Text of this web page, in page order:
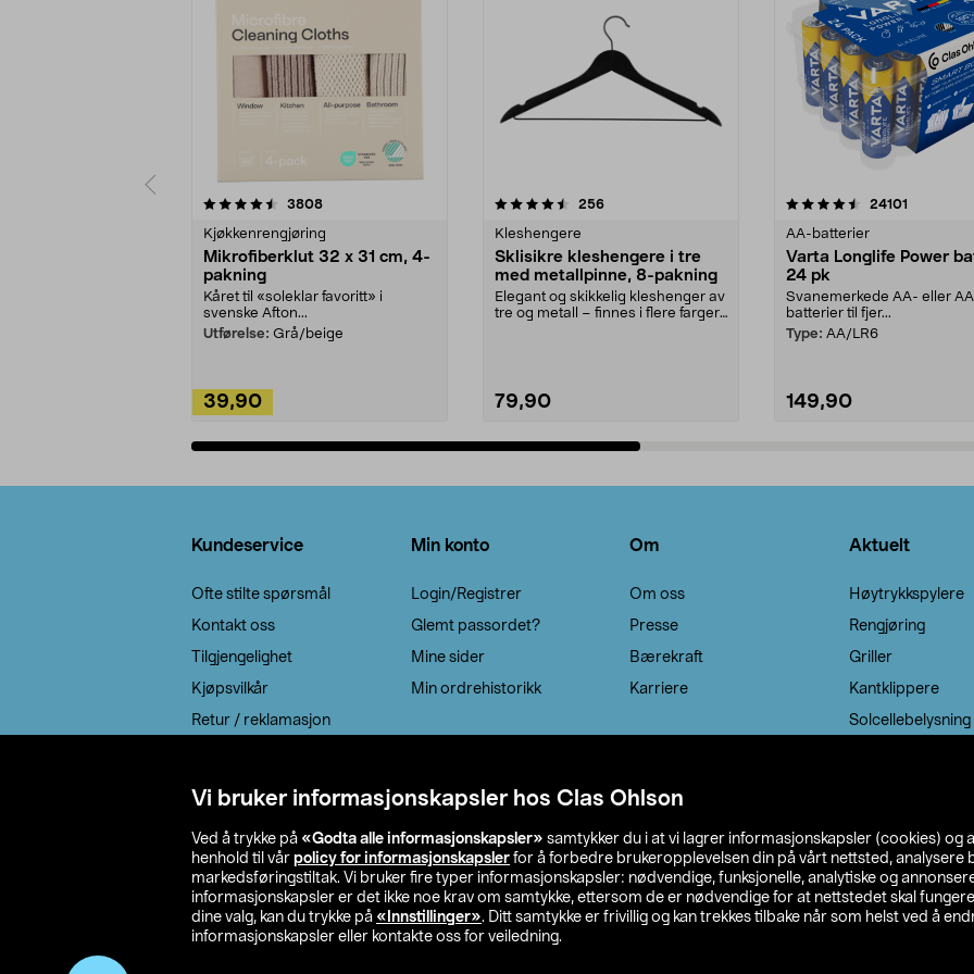
Vi bruker informasjonskapsler hos Clas Ohlson
Ved å trykke på «Godta alle informasjonskapsler» samtykker du i at vi lagrer informasjonskapsler (cookies) og
henhold til vår policy for informasjonskapsler for å forbedre brukeropplevelsen din på vårt nettsted, analysere
markedsføringstiltak. Vi bruker fire typer informasjonskapsler: nødvendige, funksjonelle, analytiske og
informasjonskapsler er det ikke noe krav om samtykke, ettersom de er nødvendige for at nettstedet skal
dine valg, kan du trykke på «Innstillinger». Ditt samtykke er frivillig og kan trekkes tilbake når som helst ved å
informasjonskapsler eller kontakte oss for veiledning.
3808anmeldelser
Kjøkkenrengjøring
Mikrofiberklut 32 x 31 cm, 4-
pakning
Kåret til «soleklar favoritt» i
svenske Afton...
Utførelse: Grå/beige
39,90
4.5av 5 stjerner 256anmeldelser
Kleshengere
Sklisikre kleshengere i tre
med metallpinne, 8-pakning
Elegant og skikkelig kleshenger av
tre og metall – finnes i flere farger.
79,90
4.5av 5 stjerner 24101
AA-batterier
Varta Longlife Power
24 pk
Svanemerkede AA- eller
batterier til fjer...
Type: AA/LR6
149,90
4.5av 5 stjerner
Kundeservice
Ofte stilte spørsmål
Kontakt oss
Tilgjengelighet
Kjøpsvilkår
Retur / reklamasjon
Min konto
Login/Registrer
Glemt passordet?
Mine sider
Min ordrehistorikk
Om
Om oss
Presse
Bærekraft
Karriere
Aktuelt
Høytrykkspylere
Rengjøring
Griller
Kantklippere
Solcellebelysning